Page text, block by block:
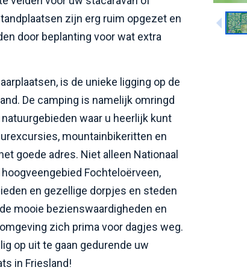
zijn erg ruim opgezet en
door beplanting voor wat extra
is de unieke ligging op de
De camping is namelijk omringd
waar u heerlijk kunt
mountainbikeritten en
goede adres. Niet alleen Nationaal
Fochteloërveen,
en gezellige dorpjes en steden
mooie bezienswaardigheden en
zich prima voor dagjes weg.
op uit te gaan gedurende uw
in Friesland!